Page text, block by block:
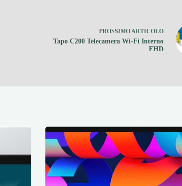
PROSSIMOARTICOLO
Tapo C200 Telecamera Wi-Fi Interno
FHD